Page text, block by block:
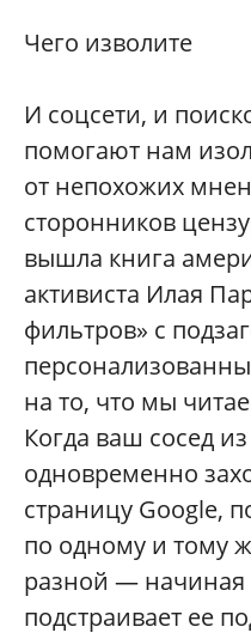
Чего изволите
И соцсети, и
помогают нам
от непохожих
сторонников
вышла книга
активиста Илая
фильтров» с
на то, что мы
Когда ваш сосед
одновременно
страницу Google,
по одному и тому
разной — начиная
подстраивает ее